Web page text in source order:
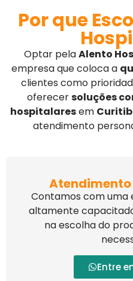
Por que
Optar pelaAlento
empresa que coloca a
clientes como
oferecersoluções
hospitalaresem
atendimento
Contamos com uma
altamente
na escolha do
Entre